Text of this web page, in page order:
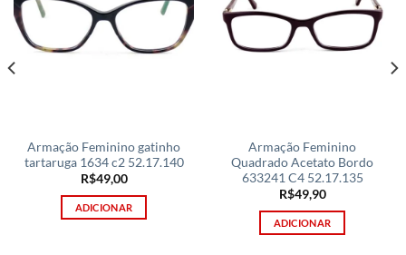
Armação Feminino gatinho
tartaruga 1634 c2 52.17.140
R$49,00
ADICIONAR
Armação Feminino
Quadrado Acetato Bordo
633241 C4 52.17.135
R$49,90
ADICIONAR